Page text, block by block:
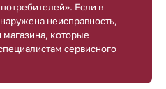
Если в
неисправность,
которые
сервисного